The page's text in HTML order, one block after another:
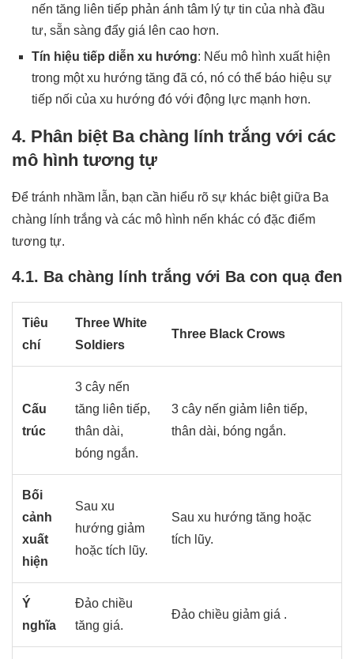
nến tăng liên tiếp phản ánh tâm lý tự tin của nhà đầu
tư, sẵn sàng đẩy giá lên cao hơn.
Tín hiệu tiếp diễn xu hướng: Nếu mô hình xuất hiện
trong một xu hướng tăng đã có, nó có thể báo hiệu sự
tiếp nối của xu hướng đó với động lực mạnh hơn.
4. Phân biệt Ba chàng lính trắng với các
mô hình tương tự
Để tránh nhầm lẫn, bạn cần hiểu rõ sự khác biệt giữa Ba
chàng lính trắng và các mô hình nến khác có đặc điểm
tương tự.
4.1. Ba chàng lính trắng với Ba con quạ đen
Tiêu
chí
Three White
Soldiers
Three Black Crows
Cấu
trúc
3 cây nến
tăng liên tiếp,
thân dài,
bóng ngắn.
3 cây nến giảm liên tiếp,
thân dài, bóng ngắn.
Bối
cảnh
xuất
hiện
Sau xu
hướng giảm
hoặc tích lũy.
Sau xu hướng tăng hoặc
tích lũy.
Ý
nghĩa
Đảo chiều
tăng giá.
Đảo chiều giảm giá .